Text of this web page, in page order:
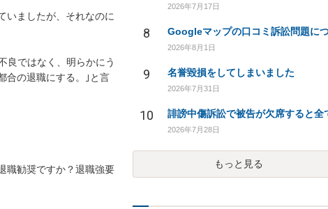
いましたが、それなのに
良ではなく、明らかにう
合の退職にする。｣と言
職勧奨ですか？退職強要
2026年7月17日
8
2026年8月1日
9 名誉毀損をしてしまいました
2026年7月31日
10
2026年7月28日
もっと見る